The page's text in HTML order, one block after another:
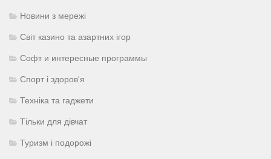
Новини з мережі
Світ казино та азартних ігор
Софт и интересные программы
Спорт і здоров'я
Техніка та гаджети
Тільки для дівчат
Туризм і подорожі